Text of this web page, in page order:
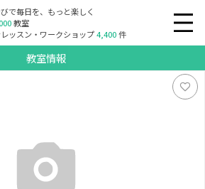
で毎日を、もっと楽しく
教室
ッスン・ワークショップ4,400件
教室情報